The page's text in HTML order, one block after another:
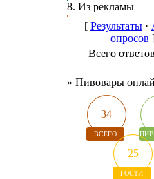
8. Из рекламы
[ Результаты·
опросов
Всего
» Пивовары
34
ВСЕГО
25
ГОСТИ